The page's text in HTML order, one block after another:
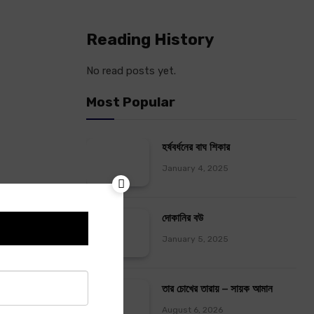
Reading History
No read posts yet.
Most Popular
হর্ষবর্ধনের বাঘ শিকার
January 4, 2025
দোকানির বউ
January 5, 2025
তার চোখের তারায় – সায়ক আমান
August 6, 2026